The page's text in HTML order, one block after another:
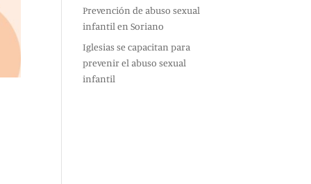
Prevención de abuso sexual
infantil en Soriano
Iglesias se capacitan para
prevenir el abuso sexual
infantil